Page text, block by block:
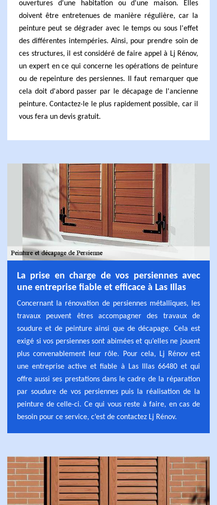
ouvertures d'une habitation ou d'une maison. Elles
doivent être entretenues de manière régulière, car la
peinture peut se dégrader avec le temps ou sous l'effet
des différentes intempéries. Ainsi, pour prendre soin de
ces structures, il est considéré de faire appel à Lj Rénov,
un expert en ce qui concerne les opérations de peinture
ou de repeinture des persiennes. Il faut remarquer que
cela doit d'abord passer par le décapage de l'ancienne
peinture. Contactez-le le plus rapidement possible, car il
vous fera un devis gratuit.
La prise en charge de vos persiennes avec
une entreprise fiable et efficace à Las Illas
Concernant la rénovation de persiennes métalliques, les
travaux peuvent êtres accompagner des travaux de
soudure et de peinture ainsi que de décapage. Cela est
exigé si vos persiennes sont abimées et qu’elles ne jouent
plus convenablement leur rôle. Pour cela, Lj Rénov est
une entreprise active et fiable à Las Illas 66480 et qui
offre aussi ses prestations dans le cadre de la réparation
par soudure de vos persiennes puis la réalisation de la
peinture de celle-ci. Ce qui vous reste à faire, en cas de
besoin pour ce service, c’est de contactez Lj Rénov.